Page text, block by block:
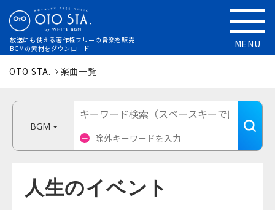
放送にも使える著作権フリーの音楽を販売
BGMの素材をダウンロード
MENU
OTO STA. 楽曲一覧
BGM
人生のイベント